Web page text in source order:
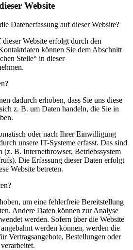
Website
Datenerfassung auf dieser Website?
Website erfolgt durch den
können Sie dem Abschnitt
Stelle“ in dieser
dadurch erhoben, dass Sie uns diese
z. B. um Daten handeln, die Sie in
oder nach Ihrer Einwilligung
unsere IT-Systeme erfasst. Das sind
(z. B. Internetbrowser, Betriebssystem
Die Erfassung dieser Daten erfolgt
Website betreten.
um eine fehlerfreie Bereitstellung
Andere Daten können zur Analyse
werden. Sofern über die Website
werden können, werden die
Vertragsangebote, Bestellungen oder